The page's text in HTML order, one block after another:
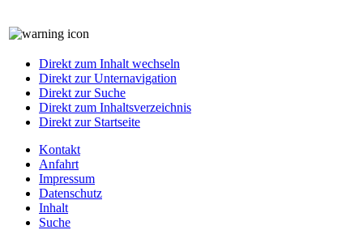
Direkt zum Inhalt wechseln
Direkt zur Unternavigation
Direkt zur Suche
Direkt zum Inhaltsverzeichnis
Direkt zur Startseite
Kontakt
Anfahrt
Impressum
Datenschutz
Inhalt
Suche